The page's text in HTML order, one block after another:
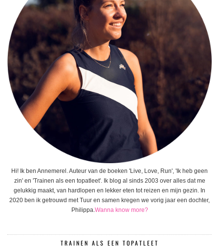
Hi! Ik ben Annemerel. Auteur van de boeken 'Live, Love, Run', 'Ik heb geen
zin' en 'Trainen als een topatleet'. Ik blog al sinds 2003 over alles dat me
gelukkig maakt, van hardlopen en lekker eten tot reizen en mijn gezin. In
2020 ben ik getrouwd met Tuur en samen kregen we vorig jaar een dochter,
Philippa.Wanna know more?
TRAINEN ALS EEN TOPATLEET